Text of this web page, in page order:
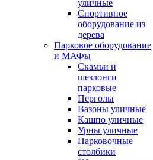
уличные
Спортивное
оборудование из
дерева
Парковое оборудование
и МАФы
Скамьи и
шезлонги
парковые
Перголы
Вазоны уличные
Кашпо уличные
Урны уличные
Парковочные
столбики